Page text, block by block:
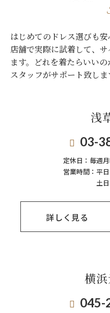
はじめてのドレス選びも
店舗で実際に試着して、
ます。
どれを着たらいい
スタッフがサポート致しま
浅
03-
定休日： 毎週
営業時間： 平
土
詳しく見る
横
045-